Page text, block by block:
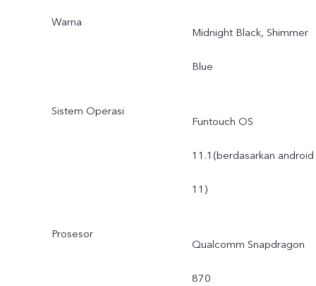
Warna
Midnight Black, Shimmer
Blue
Sistem Operasi
Funtouch OS
11.1(berdasarkan android
11)
Prosesor
Qualcomm Snapdragon
870